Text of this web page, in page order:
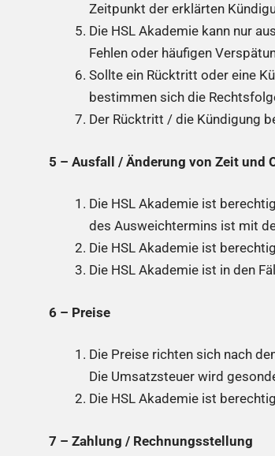
Zeitpunkt der erklärten
Die HSL Akademie kann nur
Fehlen oder häufigen
Sollte ein Rücktritt oder eine
bestimmen sich die
Der Rücktritt / die Kündigung
5 – Ausfall / Änderung von Zeit und
Die HSL Akademie ist
des Ausweichtermins ist mit
Die HSL Akademie ist
Die HSL Akademie ist in den
6 – Preise
Die Preise richten sich nach
Die Umsatzsteuer wird
Die HSL Akademie ist
7 – Zahlung / Rechnungsstellung